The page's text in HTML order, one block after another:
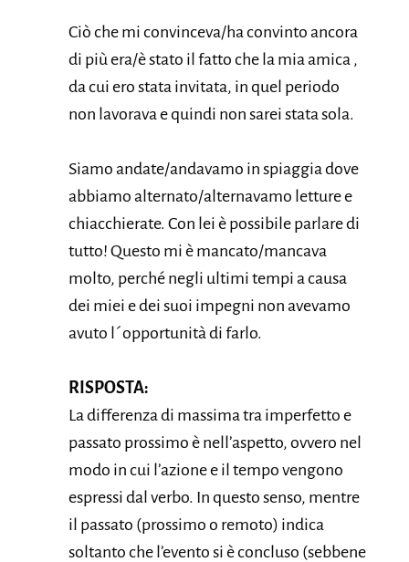
Ciò che mi convinceva/ha convinto ancora
di più era/è stato il fatto che la mia amica ,
da cui ero stata invitata, in quel periodo
non lavorava e quindi non sarei stata sola.
Siamo andate/andavamo in spiaggia dove
abbiamo alternato/alternavamo letture e
chiacchierate. Con lei è possibile parlare di
tutto! Questo mi è mancato/mancava
molto, perché negli ultimi tempi a causa
dei miei e dei suoi impegni non avevamo
avuto l´opportunità di farlo.
RISPOSTA:
La differenza di massima tra imperfetto e
passato prossimo è nell’aspetto, ovvero nel
modo in cui l’azione e il tempo vengono
espressi dal verbo. In questo senso, mentre
il passato (prossimo o remoto) indica
soltanto che l’evento si è concluso (sebbene